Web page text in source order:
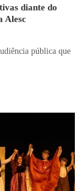
diante do
Alesc
pública que